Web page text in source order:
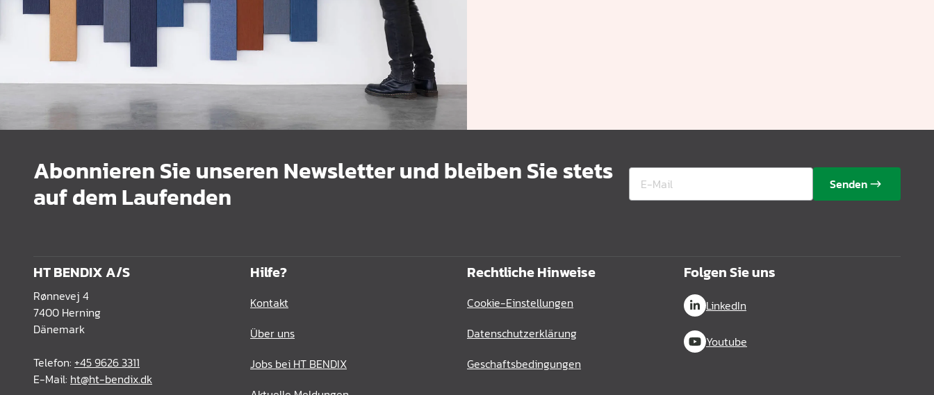
Abonnieren Sie unseren Newsletter und bleiben Sie stets
auf dem Laufenden Senden
HT BENDIX A/S
Rønnevej 4
7400 Herning
Dänemark
Telefon: +45 9626 3311
E-Mail: ht@ht-bendix.dk
Hilfe?
Kontakt
Über uns
Jobs bei HT BENDIX
Rechtliche Hinweise
Cookie-Einstellungen
Datenschutzerklärung
Geschaftsbedingungen
Folgen Sie uns
LinkedIn
Youtube